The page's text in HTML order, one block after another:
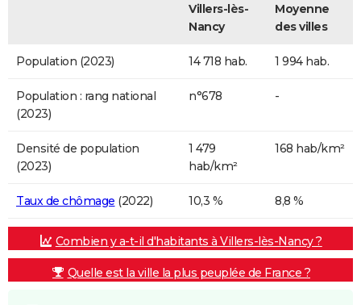
Villers-lès-
Nancy
Moyenne
des villes
Population (2023) 14 718 hab. 1 994 hab.
Population : rang national
(2023)
n°678 -
Densité de population
(2023)
1 479
hab/km²
168 hab/km²
Taux de chômage (2022) 10,3 % 8,8 %
Combien y a-t-il d'habitants à Villers-lès-Nancy ?
Quelle est la ville la plus peuplée de France ?